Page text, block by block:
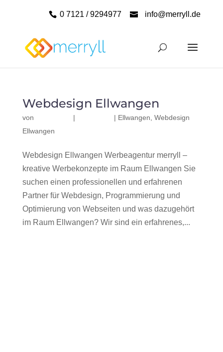
0 7121 / 9294977 info@merryll.de
Webdesign Ellwangen
von | | Ellwangen Webdesign
Ellwangen
Webdesign Ellwangen Werbeagentur merryll –
kreative Werbekonzepte im Raum Ellwangen Sie
suchen einen professionellen und erfahrenen
Partner für Webdesign, Programmierung und
Optimierung von Webseiten und was dazugehört
im Raum Ellwangen? Wir sind ein erfahrenes,...